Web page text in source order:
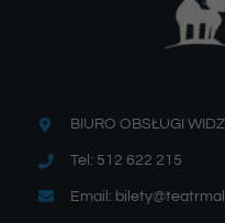
BIURO OBSŁUGI
Tel: 512 622 215
Email: